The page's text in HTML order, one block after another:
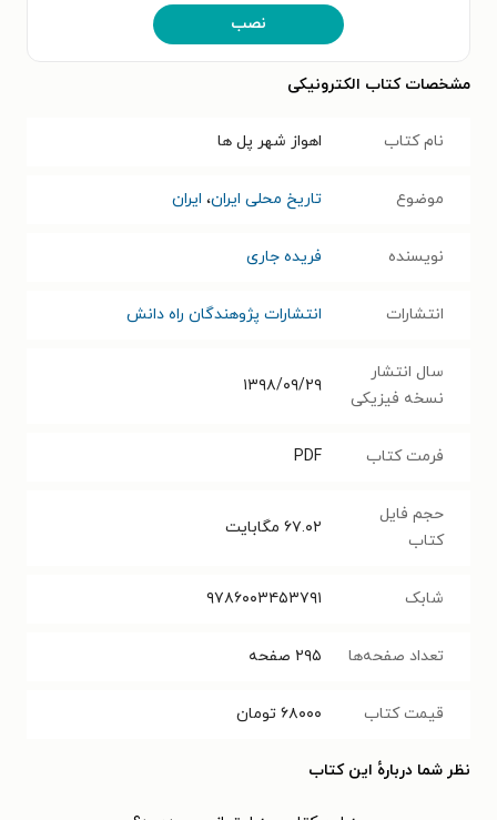
نصب
مشخصات کتاب الکترونیکی
نام کتاب اهواز شهر پل ها
موضوع تاریخ محلی ایران، ایران
نویسنده فریده جاری
انتشارات انتشارات پژوهندگان راه دانش
سال انتشار
نسخه فیزیکی
۱۳۹۸/۰۹/۲۹
فرمت کتاب PDF
حجم فایل
کتاب
۶۷.۰۲ مگابایت
شابک ۹۷۸۶۰۰۳۴۵۳۷۹۱
تعداد صفحه‌ها ۲۹۵ صفحه
قیمت کتاب ۶۸۰۰۰ تومان
نظر شما دربارهٔ این کتاب